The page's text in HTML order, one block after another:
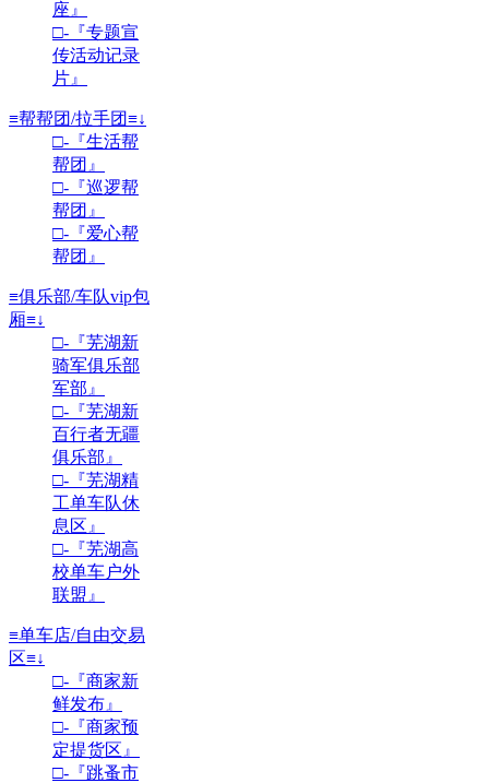
座』
□-『专题宣
传活动记录
片』
≡帮帮团/拉手团≡↓
□-『生活帮
帮团』
□-『巡逻帮
帮团』
□-『爱心帮
帮团』
≡俱乐部/车队vip包
厢≡↓
□-『芜湖新
骑军俱乐部
军部』
□-『芜湖新
百行者无疆
俱乐部』
□-『芜湖精
工单车队休
息区』
□-『芜湖高
校单车户外
联盟』
≡单车店/自由交易
区≡↓
□-『商家新
鲜发布』
□-『商家预
定提货区』
□-『跳蚤市